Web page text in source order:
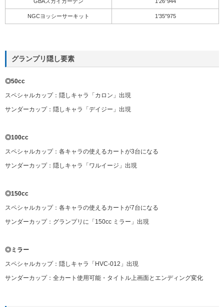
NGCヨッシーサーキット 1’35″975
グランプリ隠し要素
◎50cc
スペシャルカップ：隠しキャラ「カロン」出現
サンダーカップ：隠しキャラ「デイジー」出現
◎100cc
スペシャルカップ：各キャラの使えるカートが3台になる
サンダーカップ：隠しキャラ「ワルイージ」出現
◎150cc
スペシャルカップ：各キャラの使えるカートが7台になる
サンダーカップ：グランプリに「150cc ミラー」出現
◎ミラー
スペシャルカップ：隠しキャラ「HVC-012」出現
サンダーカップ：全カート使用可能・タイトル上画面とエンディング変化